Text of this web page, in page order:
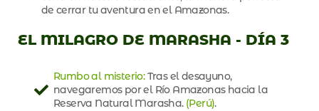
de cerrar tu aventura en el Amazonas.
EL MILAGRO DE MARASHA - DÍA 3
Rumbo al misterio:Tras el desayuno,
navegaremos por el Río Amazonas hacia la
Reserva Natural Marasha. (Perú).